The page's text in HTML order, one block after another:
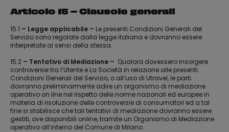
Articolo 15 – Clausole generali
15.1 – Legge applicabile – Le presenti Condizioni Generali del
Servizio sono regolate dalla legge italiana e dovranno essere
interpretate ai sensi della stessa.
15.2 – Tentativo di Mediazione – Qualora dovessero insorgere
controversie tra l’Utente e La Società in relazione alle presenti
Condizioni Generali del Servizio, o all’uso di Utravel, le parti
dovranno preliminarmente adire un organismo di mediazione
operativo on line nel rispetto delle norme nazionali ed europee in
materia di risoluzione delle controversie di consumatori ed a tal
fine si stabilisce che tali tentativi di mediazione dovranno essere
gestiti, ove disponibili online, tramite un Organismo di Mediazione
operativo all’interno del Comune di Milano.